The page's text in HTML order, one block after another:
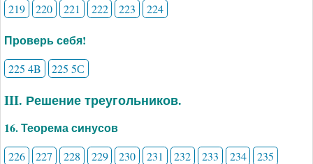
219
220 221 222 223 224
Проверь себя!
225 4B 225 5С
III. Решение треугольников.
16. Теорема синусов
226 227 228 229 230 231 232 233 234 235